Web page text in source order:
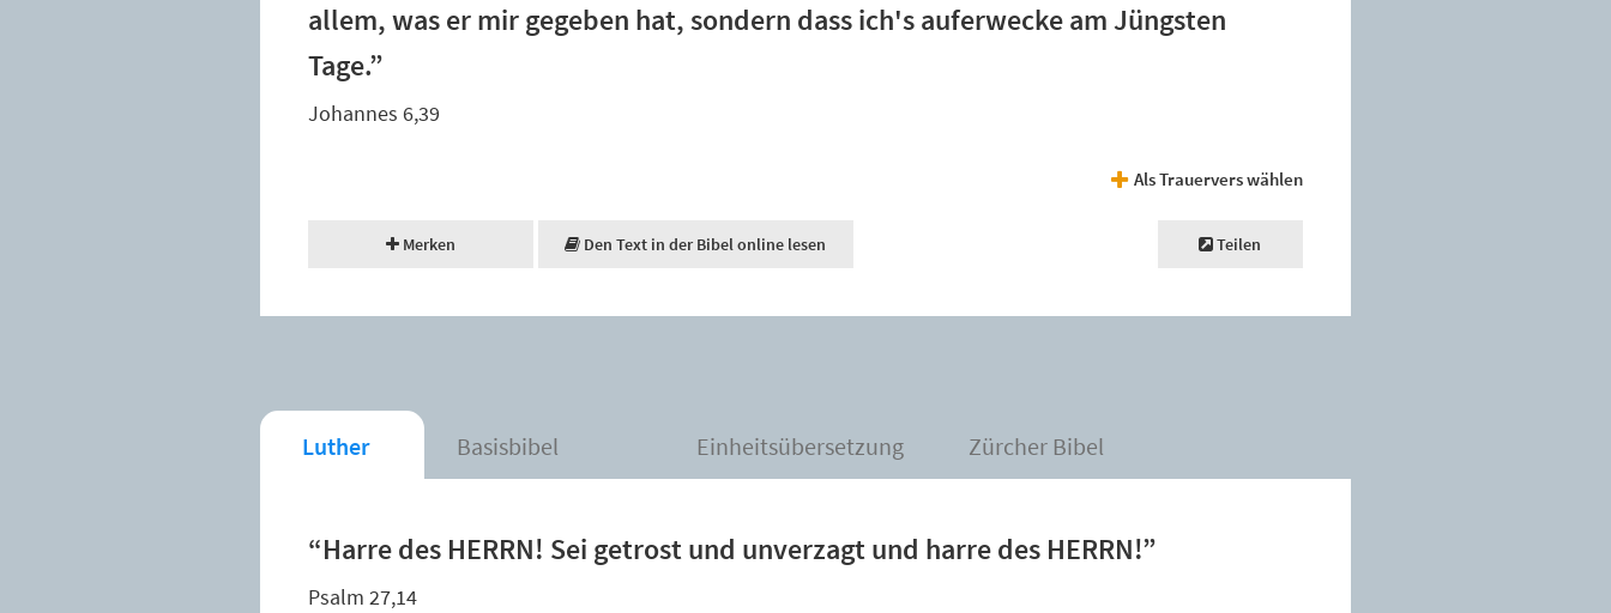
allem, was er mir gegeben hat, sondern dass ich's auferwecke am Jüngsten
Tage.”
Johannes 6,39
Als Trauervers wählen
Merken Den Text in der Bibel online lesen Teilen
Luther Basisbibel Einheitsübersetzung Zürcher Bibel
“Harre des HERRN! Sei getrost und unverzagt und harre des HERRN!”
Psalm 27,14